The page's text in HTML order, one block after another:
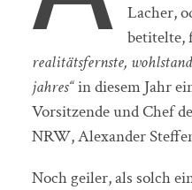
Lacher,
betitelte,
realitätsfernste,
jahres“in diesem Jahr
Vorsitzende und Chef
NRW, Alexander
Noch geiler, als solch